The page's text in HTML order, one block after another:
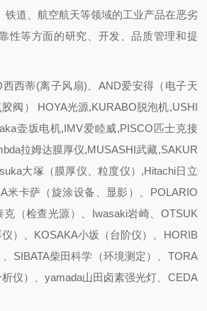
铁道、航空航天等领域的工业产品在恶劣
性等方面的研究、开发、品质管理和提
西蒂(离子风扇)、AND爱安得（电子天
阀） HOYA光源,KURABO脱泡机,USHI
壶坂电机,IMV爱睦威,PISCO匹士克接
拉姆达膜厚仪,MUSASHI武藏,SAKUR
大塚（膜厚仪、粒度仪）,Hitachi日立
米卡萨（旋涂设备、显影）、POLARIO
（检查光源）、Iwasaki岩崎、OTSUK
）、KOSAKA小坂（台阶仪）、HORIB
SIBATA柴田科学（环境测定）、TORA
仪）、yamada山田卤素强光灯、CEDA